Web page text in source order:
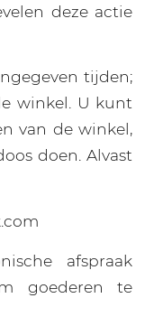
deze actie
tijden;
winkel. U kunt
van de winkel,
doen. Alvast
afspraak
goederen te